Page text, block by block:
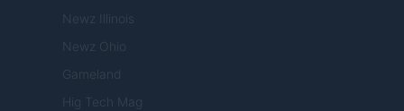
Newz Illinois
Newz Ohio
Gameland
Hig Tech Mag